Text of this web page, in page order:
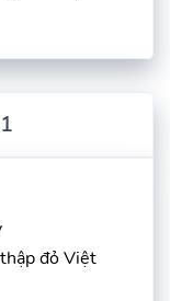
đỏ Việt